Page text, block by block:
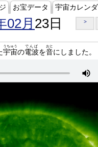
お宝データ 宇宙カレン
02月 23日 >
宇宙
うちゅう
の電波
でんぱ
を音
おと
にしました。